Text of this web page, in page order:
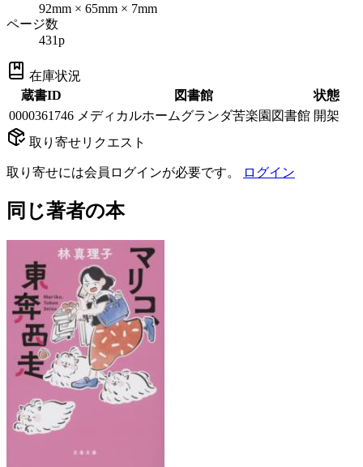
92mm × 65mm × 7mm
ページ数
431p
在庫状況
蔵書ID
図書館
状態
0000361746 メディカルホームグランダ苦楽園図書館 開架
取り寄せリクエスト
取り寄せには会員ログインが必要です。 ログイン
同じ著者の本